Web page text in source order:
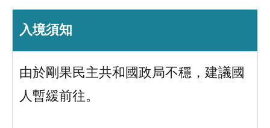
入境須知
由於剛果民主共和國政局不穩，建議國
人暫緩前往。